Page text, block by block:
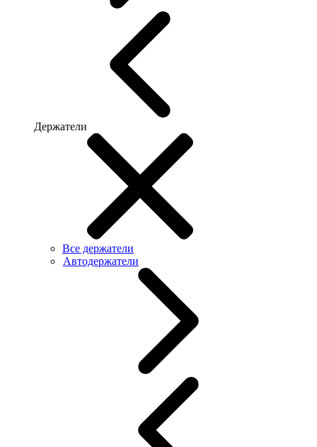
Держатели
Все держатели
Автодержатели